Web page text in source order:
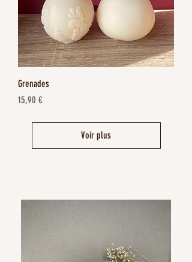
Grenades
Prix
15,90 €
Voir plus